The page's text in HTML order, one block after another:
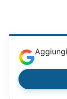
Aggiungi